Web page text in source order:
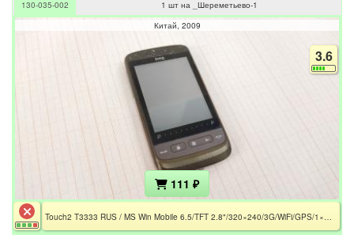
130-035-002
1 шт на _Шереметьево-1
Китай 2009
3.6
111 ₽
Touch2 T3333 RUS / MS Win Mobile 6.5/TFT 2.8"/320×240/3G/WiFi/GPS/1×Core 528 MHz/Adreno 200/3.2 MP/SD/1100mAh/Дефект USB